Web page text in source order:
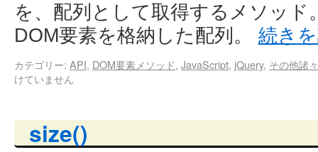
を、配列として取得するメソッ
DOM要素を格納した配列。 続き
カテゴリー: API, DOM要素メソッド, JavaScript, jQuery, その他諸々
けていません
size()